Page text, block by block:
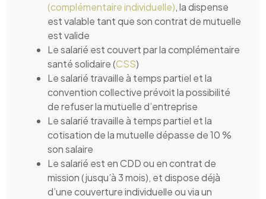
(complémentaire individuelle), la dispense
est valable tant que son contrat de mutuelle
est valide
Le salarié est couvert par la complémentaire
santé solidaire (CSS)
Le salarié travaille à temps partiel et la
convention collective prévoit la possibilité
de refuser la mutuelle d’entreprise
Le salarié travaille à temps partiel et la
cotisation de la mutuelle dépasse de 10 %
son salaire
Le salarié est en CDD ou en contrat de
mission (jusqu’à 3 mois), et dispose déjà
d’une couverture individuelle ou via un